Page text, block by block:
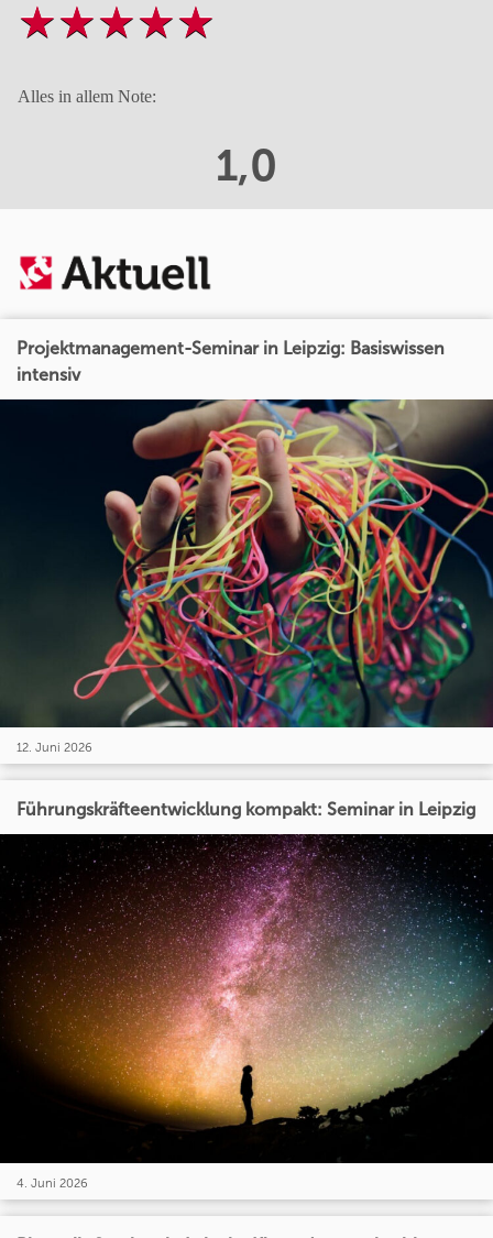
Alles in allem Note:
1,0
Projektmanagement-Seminar in Leipzig: Basiswissen
intensiv
12. Juni 2026
Führungskräfteentwicklung kompakt: Seminar in Leipzig
4. Juni 2026